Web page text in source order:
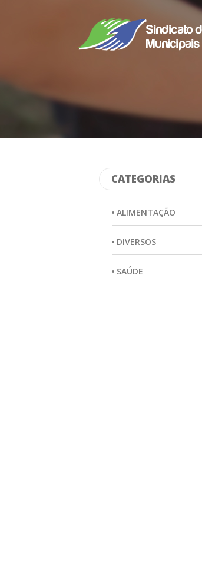
CATEGORIAS
ALIMENTAÇÃO
DIVERSOS
SAÚDE